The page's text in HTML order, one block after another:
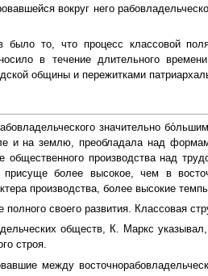
вокруг него
было то, что процесс классовой
в течение длительного
общины и пережитками
значительно
и на землю, преобладала над
производства над
более высокое, чем в
производства, более высокие
своего развития. Классовая
обществ, К. Маркс
строя.
между